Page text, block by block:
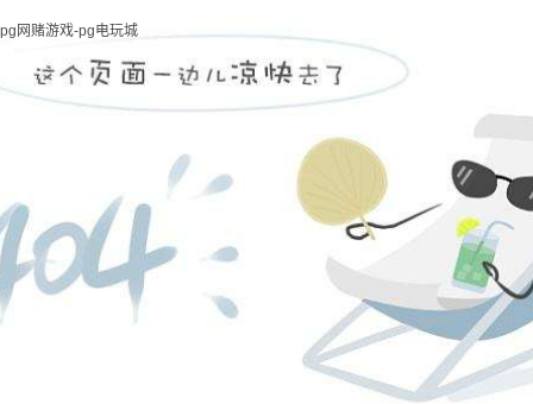
pg网赌游戏-pg电玩城